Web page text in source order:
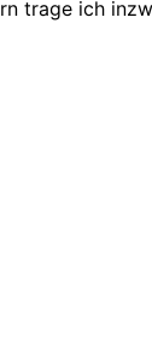
trage ich